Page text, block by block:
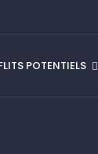
POTENTIELS